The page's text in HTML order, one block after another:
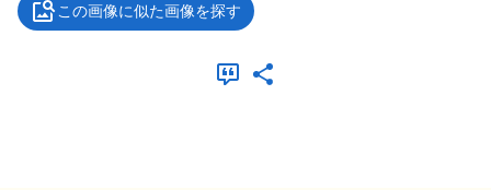
この画像に似た画像を探す